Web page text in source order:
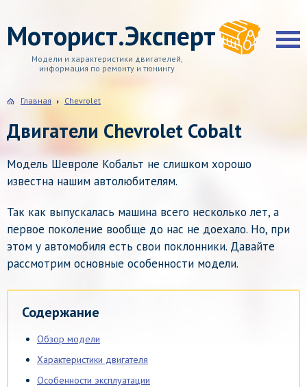
Моторист.Эксперт
Модели и характеристики двигателей,
информация по ремонту и тюнингу
Главная Chevrolet
Двигатели Chevrolet Cobalt
Модель Шевроле Кобальт не слишком хорошо
известна нашим автолюбителям.
Так как выпускалась машина всего несколько лет, а
первое поколение вообще до нас не доехало. Но, при
этом у автомобиля есть свои поклонники. Давайте
рассмотрим основные особенности модели.
Содержание
Обзор модели
Характеристики двигателя
Особенности эксплуатации